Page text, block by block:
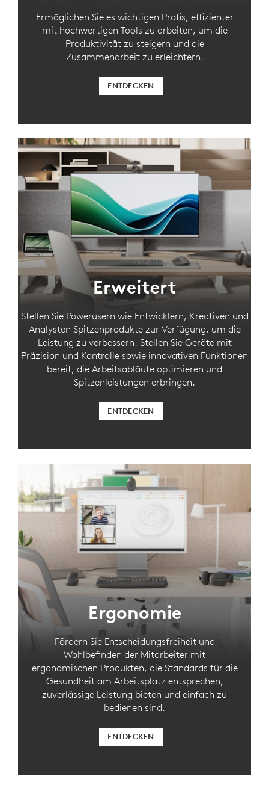
Ermöglichen Sie es wichtigen Profis, effizienter
mit hochwertigen Tools zu arbeiten, um die
Produktivität zu steigern und die
Zusammenarbeit zu erleichtern.
ENTDECKEN
Erweitert
Stellen Sie Powerusern wie Entwicklern, Kreativen und
Analysten Spitzenprodukte zur Verfügung, um die
Leistung zu verbessern. Stellen Sie Geräte mit
Präzision und Kontrolle sowie innovativen Funktionen
bereit, die Arbeitsabläufe optimieren und
Spitzenleistungen erbringen.
ENTDECKEN
Ergonomie
Fördern Sie Entscheidungsfreiheit und
Wohlbefinden der Mitarbeiter mit
ergonomischen Produkten, die Standards für die
Gesundheit am Arbeitsplatz entsprechen,
zuverlässige Leistung bieten und einfach zu
bedienen sind.
ENTDECKEN